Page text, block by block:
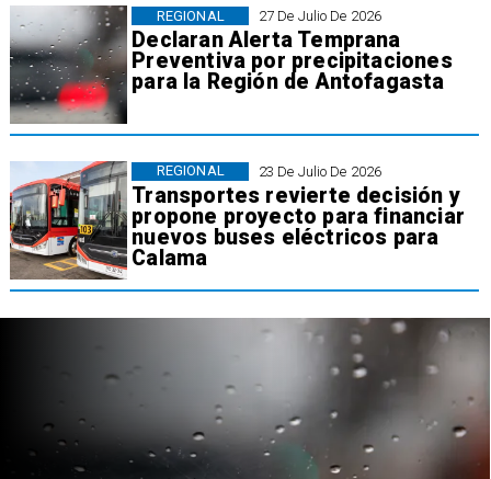
27 De Julio De 2026
Declaran Alerta Temprana
Preventiva por precipitaciones
para la Región de Antofagasta
REGIONAL
23 De Julio De 2026
Transportes revierte decisión y
propone proyecto para financiar
nuevos buses eléctricos para
Calama
REGIONAL